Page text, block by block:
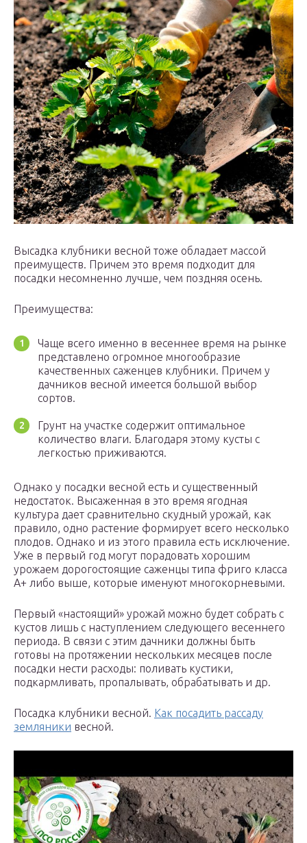
Высадка клубники весной тоже обладает массой
преимуществ. Причем это время подходит для
посадки несомненно лучше, чем поздняя осень.
Преимущества:
Чаще всего именно в весеннее время на рынке
представлено огромное многообразие
качественных саженцев клубники. Причем у
дачников весной имеется большой выбор
сортов.
Грунт на участке содержит оптимальное
количество влаги. Благодаря этому кусты с
легкостью приживаются.
Однако у посадки весной есть и существенный
недостаток. Высаженная в это время ягодная
культура дает сравнительно скудный урожай, как
правило, одно растение формирует всего несколько
плодов. Однако и из этого правила есть исключение.
Уже в первый год могут порадовать хорошим
урожаем дорогостоящие саженцы типа фриго класса
А+ либо выше, которые именуют многокорневыми.
Первый «настоящий» урожай можно будет собрать с
кустов лишь с наступлением следующего весеннего
периода. В связи с этим дачники должны быть
готовы на протяжении нескольких месяцев после
посадки нести расходы: поливать кустики,
подкармливать, пропалывать, обрабатывать и др.
Посадка клубники весной. Как посадить рассаду
земляники весной.